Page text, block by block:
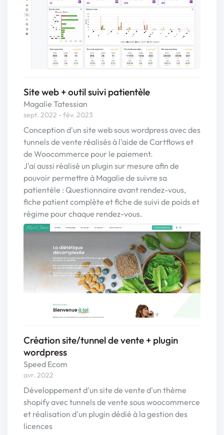
Site web + outil suivi patientèle
Magalie Tatessian
sept. 2022 - fév. 2023
Conception d'un site web sous wordpress avec des
tunnels de vente réalisés à l'aide de Cartflows et
de Woocommerce pour le paiement.
J'ai aussi réalisé un plugin sur mesure afin de
pouvoir permettre à Magalie de suivre sa
patientèle : Questionnaire avant rendez-vous,
fiche patient complète et fiche de suivi de poids et
règime pour chaque rendez-vous.
Création site/tunnel de vente + plugin
wordpress
Speed Ecom
avr. 2022
Développement d'un site de vente d'un thème
shopify avec tunnels de vente sous woocommerce
et réalisation d'un plugin dédié à la gestion des
licences